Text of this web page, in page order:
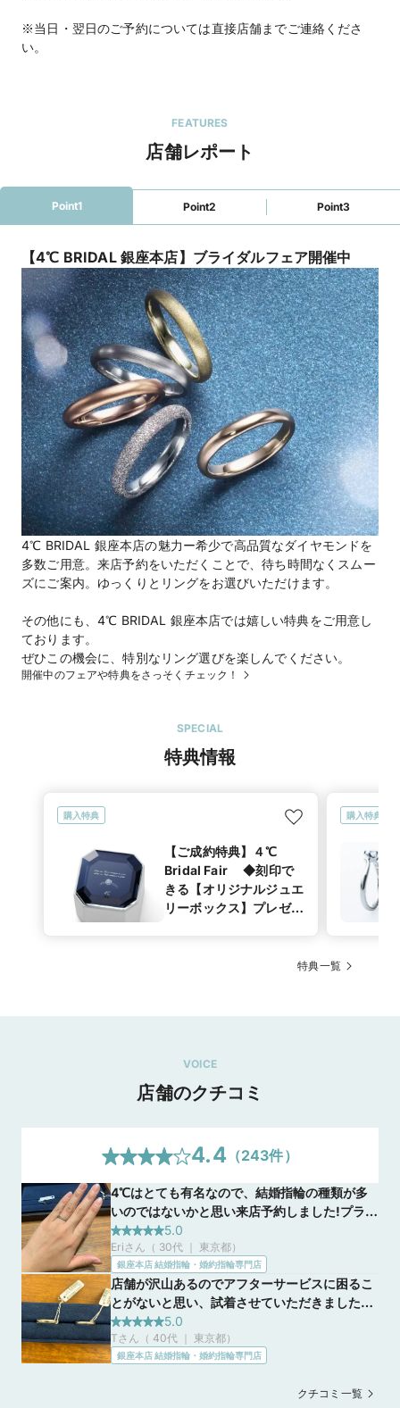
営業時間
11:00～20:00
４℃ BRIDALのホームページを見る
銀座本店 結婚指輪・婚約指輪専門店（直営店）
※当日・翌日のご予約については直接店舗までご連絡くださ
い。
FEATURES
店舗レポート
Point1 Point2 Point3
【4℃ BRIDAL 銀座本店】ブライダルフェア開催中
4℃ BRIDAL 銀座本店の魅力ー希少で高品質なダイヤモンドを
多数ご用意。来店予約をいただくことで、待ち時間なくスムー
ズにご案内。ゆっくりとリングをお選びいただけます。
その他にも、4℃ BRIDAL 銀座本店では嬉しい特典をご用意し
ております。
ぜひこの機会に、特別なリング選びを楽しんでください。
開催中のフェアや特典をさっそくチェック！
SPECIAL
特典情報
購入特典
【ご成約特典】４℃
Bridal Fair ◆刻印で
きる【オリジナルジュエ
リーボックス】プレゼン
購入特典
特典一覧
VOICE
店舗のクチコミ
4.4（243件）
4℃はとても有名なので、結婚指輪の種類が多
いのではないかと思い来店予約しました!プラチ
ナの純度なども99.9%まで上げることができた
り、アフターサービスも充実している点など、
4℃ならではのサービスがあると感じています‼︎
5.0
Eriさん（ 30代 ｜ 東京都）
銀座本店 結婚指輪・婚約指輪専門店
店舗が沢山あるのでアフターサービスに困るこ
とがないと思い、試着させていただきました。
手元のライトの調整でどのくらいの輝きかも見
せていただけて、とても分かりやすいかったで
す。サイズ合わせの説明もとても丁寧に説明し
5.0
Tさん（ 40代 ｜ 東京都）
銀座本店 結婚指輪・婚約指輪専門店
クチコミ一覧